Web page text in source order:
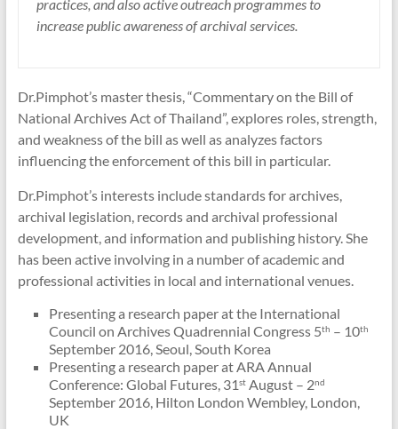
practices, and also active outreach programmes to
increase public awareness of archival services.
Dr.Pimphot’s master thesis, “Commentary on the Bill of
National Archives Act of Thailand”, explores roles, strength,
and weakness of the bill as well as analyzes factors
influencing the enforcement of this bill in particular.
Dr.Pimphot’s interests include standards for archives,
archival legislation, records and archival professional
development, and information and publishing history. She
has been active involving in a number of academic and
professional activities in local and international venues.
Presenting a research paper at the International
Council on Archives Quadrennial Congress 5th – 10th
September 2016, Seoul, South Korea
Presenting a research paper at ARA Annual
Conference: Global Futures, 31stAugust – 2nd
September 2016, Hilton London Wembley, London,
UK